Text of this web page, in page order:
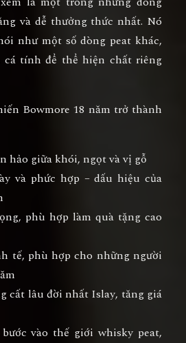
và dễ thưởng thức nhất. Nó
như một số dòng peat khác,
cá tính để thể hiện chất riêng
Bowmore 18 năm trở thành
hảo giữa khói, ngọt và vị gỗ
và phức hợp – dấu hiệu của
, phù hợp làm quà tặng cao
tế, phù hợp cho những người
cất lâu đời nhất Islay, tăng giá
vào thế giới whisky peat,